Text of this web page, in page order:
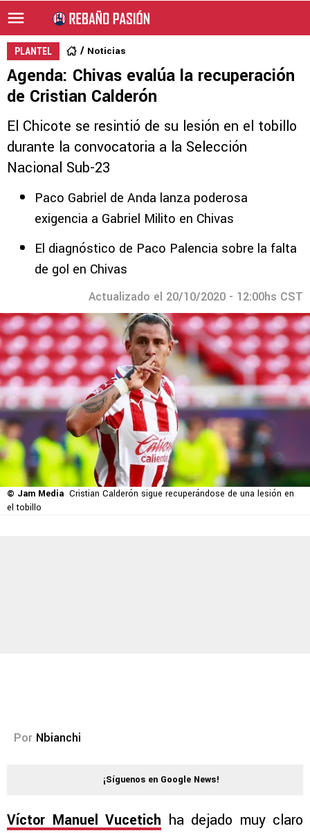
PLANTEL Noticias
Agenda: Chivas evalúa la recuperación
de Cristian Calderón
El Chicote se resintió de su lesión en el tobillo
durante la convocatoria a la Selección
Nacional Sub-23
Paco Gabriel de Anda lanza poderosa
exigencia a Gabriel Milito en Chivas
El diagnóstico de Paco Palencia sobre la falta
de gol en Chivas
Actualizado el 20/10/2020 - 12:00hs CST
© Jam Media Cristian Calderón sigue recuperándose de una lesión en
el tobillo
Por Nbianchi
¡Síguenos en Google News!
Víctor Manuel Vucetich ha dejado muy claro